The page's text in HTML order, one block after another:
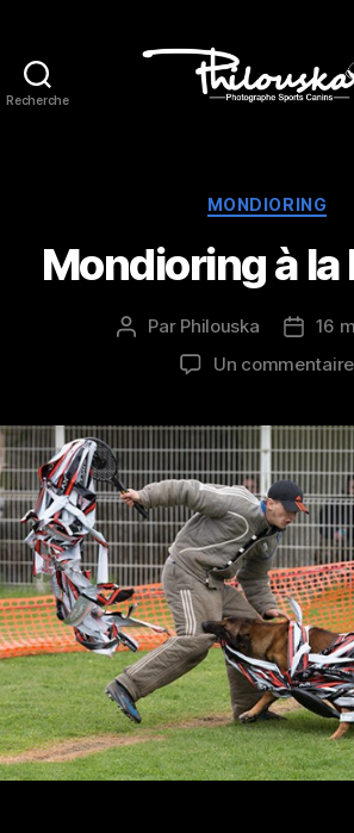
Recherche
MONDIORING
Mondioring à la
Auteur
l’article
Par Philouska
Date
16
Un commentaire